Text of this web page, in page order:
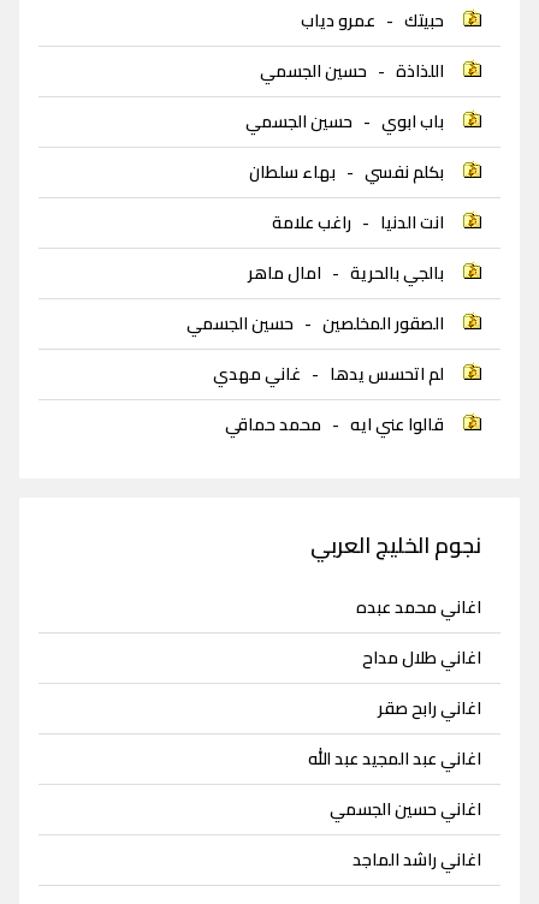
حبيتك - عمرو دياب
اللذاذة - حسين الجسمي
باب ابوي - حسين الجسمي
بكلم نفسي - بهاء سلطان
انت الدنيا - راغب علامة
بالجي بالحرية - امال ماهر
الصقور المخلصين - حسين الجسمي
لم اتحسس يدها - غاني مهدي
قالوا عني ايه - محمد حماقي
نجوم الخليج العربي
اغاني محمد عبده
اغاني طلال مداح
اغاني رابح صقر
اغاني عبد المجيد عبد الله
اغاني حسين الجسمي
اغاني راشد الماجد